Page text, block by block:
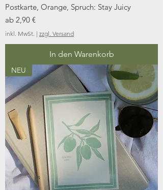
Postkarte, Orange, Spruch: Stay Juicy
ab 2,90 €
Sale-Preis
inkl. MwSt. | zzgl. Versand
In den Warenkorb
NEU